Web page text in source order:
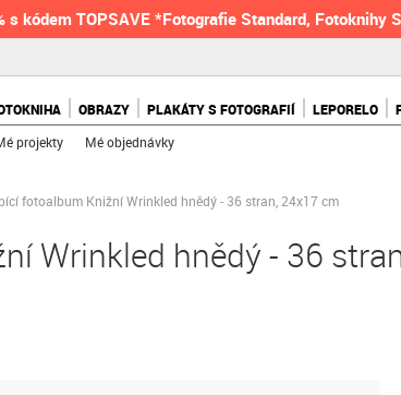
s kódem TOPSAVE *Fotografie Standard, Fotoknihy
OBRAZY PLAKÁTY S FOTOGRAFIÍ LEPORELO
projekty Mé objednávky
fotoalbum Knižní Wrinkled hnědý - 36 stran, 24x17 cm
Wrinkled hnědý - 36